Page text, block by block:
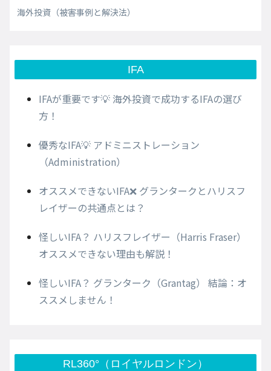
海外投資（被害事例と解決法）
IFA
IFAが重要です💡 海外投資で成功するIFAの選び
方！
優秀なIFA💡 アドミニストレーション
（Administration）
オススメできないIFA❌ グランタークとハリスフ
レイザーの共通点とは？
怪しいIFA？ ハリスフレイザー（Harris Fraser）
オススメできない理由も解説！
怪しいIFA？ グランターク（Grantag） 結論：オ
ススメしません！
RL360°（ロイヤルロンドン）